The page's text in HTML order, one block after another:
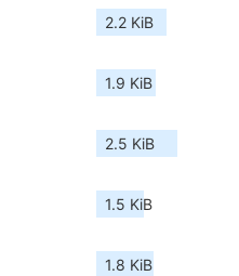
2.2 KiB
1.9 KiB
2.5 KiB
1.5 KiB
1.8 KiB